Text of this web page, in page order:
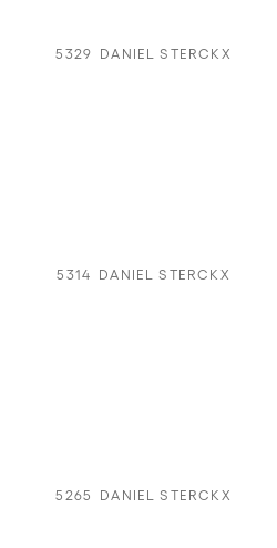
5329 DANIEL STERCKX
5314 DANIEL STERCKX
5265 DANIEL STERCKX